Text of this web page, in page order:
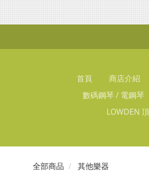
首頁 商店介紹
數碼鋼琴 / 電鋼琴
LOWDEN
全部商品 其他樂器